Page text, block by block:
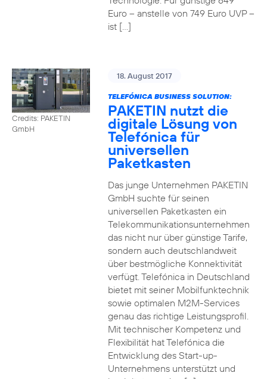
Euro – anstelle von 749 Euro UVP –
ist […]
Credits: PAKETIN
GmbH
18. August 2017
TELEFÓNICA BUSINESS SOLUTION:
PAKETIN nutzt die
digitale Lösung von
Telefónica für
universellen
Paketkasten
Das junge Unternehmen PAKETIN
GmbH suchte für seinen
universellen Paketkasten ein
Telekommunikationsunternehmen
das nicht nur über günstige Tarife,
sondern auch deutschlandweit
über bestmögliche Konnektivität
verfügt. Telefónica in Deutschland
bietet mit seiner Mobilfunktechnik
sowie optimalen M2M-Services
genau das richtige Leistungsprofil.
Mit technischer Kompetenz und
Flexibilität hat Telefónica die
Entwicklung des Start-up-
Unternehmens unterstützt und